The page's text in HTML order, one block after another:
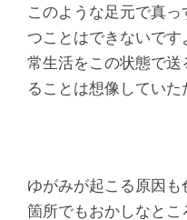
このような足元で真
つことはできないで
常生活をこの状態で
ることは想像していた
ゆがみが起こる原因
箇所でもおかしなと